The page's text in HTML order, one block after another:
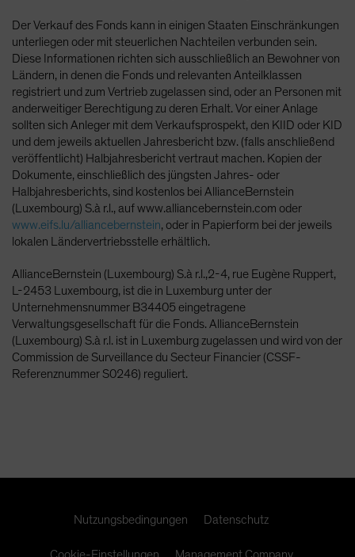
Der Verkauf des Fonds kann in einigen Staaten Einschränkungen
unterliegen oder mit steuerlichen Nachteilen verbunden sein.
Diese Informationen richten sich ausschließlich an Bewohner von
Ländern, in denen die Fonds und relevanten Anteilklassen
registriert und zum Vertrieb zugelassen sind, oder an Personen mit
anderweitiger Berechtigung zu deren Erhalt. Vor einer Anlage
sollten sich Anleger mit dem Verkaufsprospekt, den KIID oder KID
und dem jeweils aktuellen Jahresbericht bzw. (falls anschließend
veröffentlicht) Halbjahresbericht vertraut machen. Kopien der
Dokumente, einschließlich des jüngsten Jahres- oder
Halbjahresberichts, sind kostenlos bei AllianceBernstein
(Luxembourg) S.à r.l., auf www.alliancebernstein.com oder
www.eifs.lu/alliancebernstein, oder in Papierform bei der jeweils
lokalen Ländervertriebsstelle erhältlich.
AllianceBernstein (Luxembourg) S.à r.l.,2-4, rue Eugène Ruppert,
L-2453 Luxembourg, ist die in Luxemburg unter der
Unternehmensnummer B34405 eingetragene
Verwaltungsgesellschaft für die Fonds. AllianceBernstein
(Luxembourg) S.à r.l. ist in Luxemburg zugelassen und wird von der
Commission de Surveillance du Secteur Financier (CSSF-
Referenznummer S0246) reguliert.
Nutzungsbedingungen Datenschutz